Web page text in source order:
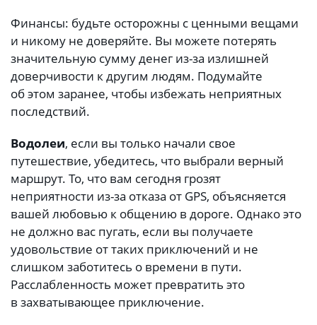
Финансы: будьте осторожны с ценными вещами
и никому не доверяйте. Вы можете потерять
значительную сумму денег из-за излишней
доверчивости к другим людям. Подумайте
об этом заранее, чтобы избежать неприятных
последствий.
Водолеи, если вы только начали свое
путешествие, убедитесь, что выбрали верный
маршрут. То, что вам сегодня грозят
неприятности из-за отказа от GPS, объясняется
вашей любовью к общению в дороге. Однако это
не должно вас пугать, если вы получаете
удовольствие от таких приключений и не
слишком заботитесь о времени в пути.
Расслабленность может превратить это
в захватывающее приключение.